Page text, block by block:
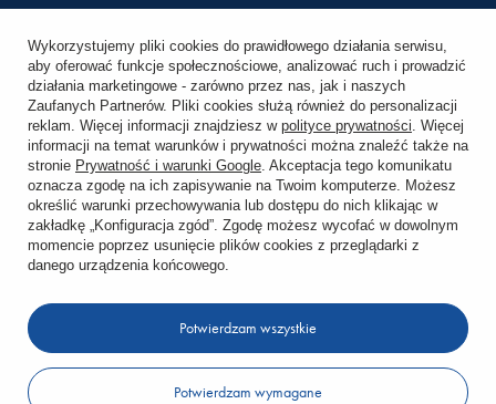
Chcę zareklamować produkt
Chcę zwrócić produkt
Chcę wymienić towar
KONTO
KONTAKT
Wykorzystujemy pliki cookies do prawidłowego działania serwisu,
aby oferować funkcje społecznościowe, analizować ruch i prowadzić
działania marketingowe - zarówno przez nas, jak i naszych
Zaufanych Partnerów. Pliki cookies służą również do personalizacji
reklam. Więcej informacji znajdziesz w polityce prywatności. Więcej
informacji na temat warunków i prywatności można znaleźć także na
stronie Prywatność i warunki Google. Akceptacja tego komunikatu
oznacza zgodę na ich zapisywanie na Twoim komputerze. Możesz
określić warunki przechowywania lub dostępu do nich klikając w
zakładkę „Konfiguracja zgód”. Zgodę możesz wycofać w dowolnym
momencie poprzez usunięcie plików cookies z przeglądarki z
danego urządzenia końcowego.
Potwierdzam wymagane
Potwierdzam wszystkie